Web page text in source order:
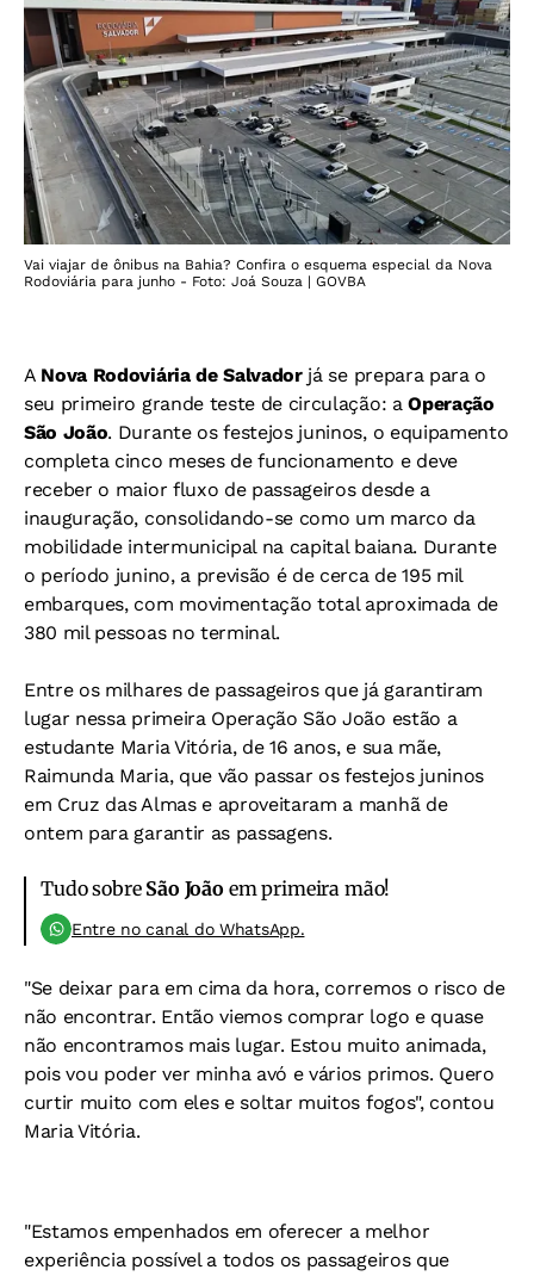
Vai viajar de ônibus na Bahia? Confira o esquema especial da Nova
Rodoviária para junho - Foto: Joá Souza | GOVBA
A Nova Rodoviária de Salvadorjá se prepara para o
seu primeiro grande teste de circulação: aOperação
São João. Durante os festejos juninos, o equipamento
completa cinco meses de funcionamento e deve
receber o maior fluxo de passageiros desde a
inauguração, consolidando-se como um marco da
mobilidade intermunicipal na capital baiana. Durante
o período junino, a previsão é de cerca de 195 mil
embarques, com movimentação total aproximada de
380 mil pessoas no terminal.
Entre os milhares de passageiros que já garantiram
lugar nessa primeira Operação São João estão a
estudante Maria Vitória, de 16 anos, e sua mãe,
Raimunda Maria, que vão passar os festejos juninos
em Cruz das Almas e aproveitaram a manhã de
ontem para garantir as passagens.
Tudo sobre São João em primeira mão!
Entre no canal do WhatsApp.
"Se deixar para em cima da hora, corremos o risco de
não encontrar. Então viemos comprar logo e quase
não encontramos mais lugar. Estou muito animada,
pois vou poder ver minha avó e vários primos. Quero
curtir muito com eles e soltar muitos fogos", contou
Maria Vitória.
"Estamos empenhados em oferecer a melhor
experiência possível a todos os passageiros que